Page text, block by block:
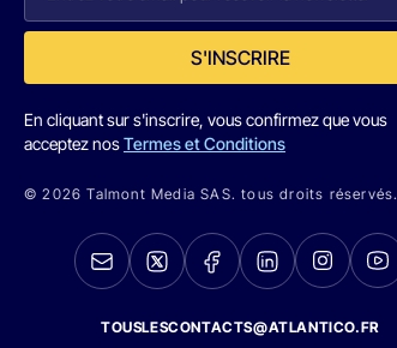
S'INSCRIRE
En cliquant sur s'inscrire, vous confirmez que vous
acceptez nosTermes et Conditions
© 2026 Talmont Media SAS. tous droits réservés.
TOUSLESCONTACTS@ATLANTICO.FR